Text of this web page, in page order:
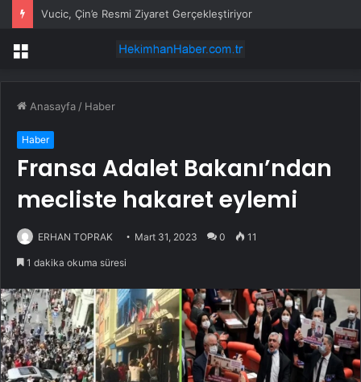
Vucic, Çin’e Resmi Ziyaret Gerçekleştiriyor
Menü
Anasayfa / Haber
Haber
Fransa Adalet Bakanı’ndan
mecliste hakaret eylemi
ERHAN TOPRAK Mart 31, 2023 0 11
1 dakika okuma süresi